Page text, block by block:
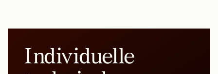
Individuelle